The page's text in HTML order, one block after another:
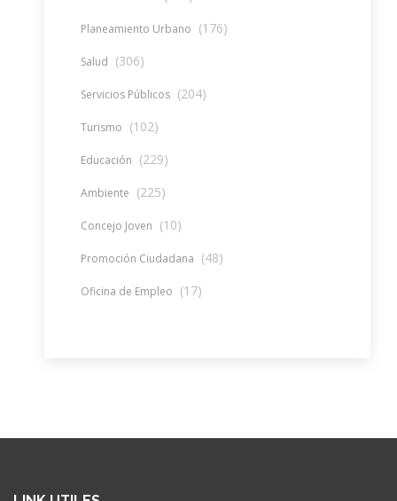
Planeamiento Urbano (176)
Salud (306)
Servicios Públicos (204)
Turismo (102)
Educación (229)
Ambiente (225)
Concejo Joven (10)
Promoción Ciudadana (48)
Oficina de Empleo (17)